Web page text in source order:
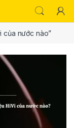
của nước nào”